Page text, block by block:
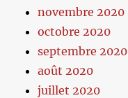
novembre 2020
octobre 2020
septembre 2020
août 2020
juillet 2020